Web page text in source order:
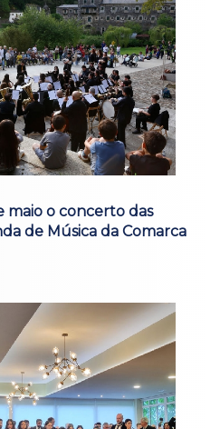
maio o concerto das
de Música da Comarca